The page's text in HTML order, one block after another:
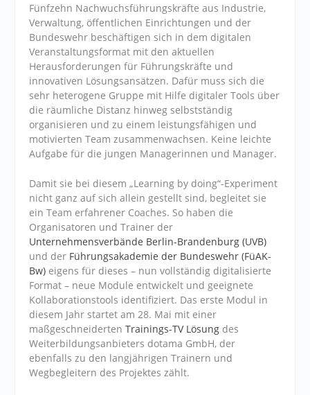
Fünfzehn Nachwuchsführungskräfte aus Industrie,
Verwaltung, öffentlichen Einrichtungen und der
Bundeswehr beschäftigen sich in dem digitalen
Veranstaltungsformat mit den aktuellen
Herausforderungen für Führungskräfte und
innovativen Lösungsansätzen. Dafür muss sich die
sehr heterogene Gruppe mit Hilfe digitaler Tools über
die räumliche Distanz hinweg selbstständig
organisieren und zu einem leistungsfähigen und
motivierten Team zusammenwachsen. Keine leichte
Aufgabe für die jungen Managerinnen und Manager.
Damit sie bei diesem „Learning by doing“-Experiment
nicht ganz auf sich allein gestellt sind, begleitet sie
ein Team erfahrener Coaches. So haben die
Organisatoren und Trainer der
Unternehmensverbände Berlin-Brandenburg (UVB)
und der Führungsakademie der Bundeswehr (FüAK-
Bw) eigens für dieses – nun vollständig digitalisierte
Format – neue Module entwickelt und geeignete
Kollaborationstools identifiziert. Das erste Modul in
diesem Jahr startet am 28. Mai mit einer
maßgeschneidertenTrainings-TV Lösung des
Weiterbildungsanbieters dotama GmbH, der
ebenfalls zu den langjährigen Trainern und
Wegbegleitern des Projektes zählt.